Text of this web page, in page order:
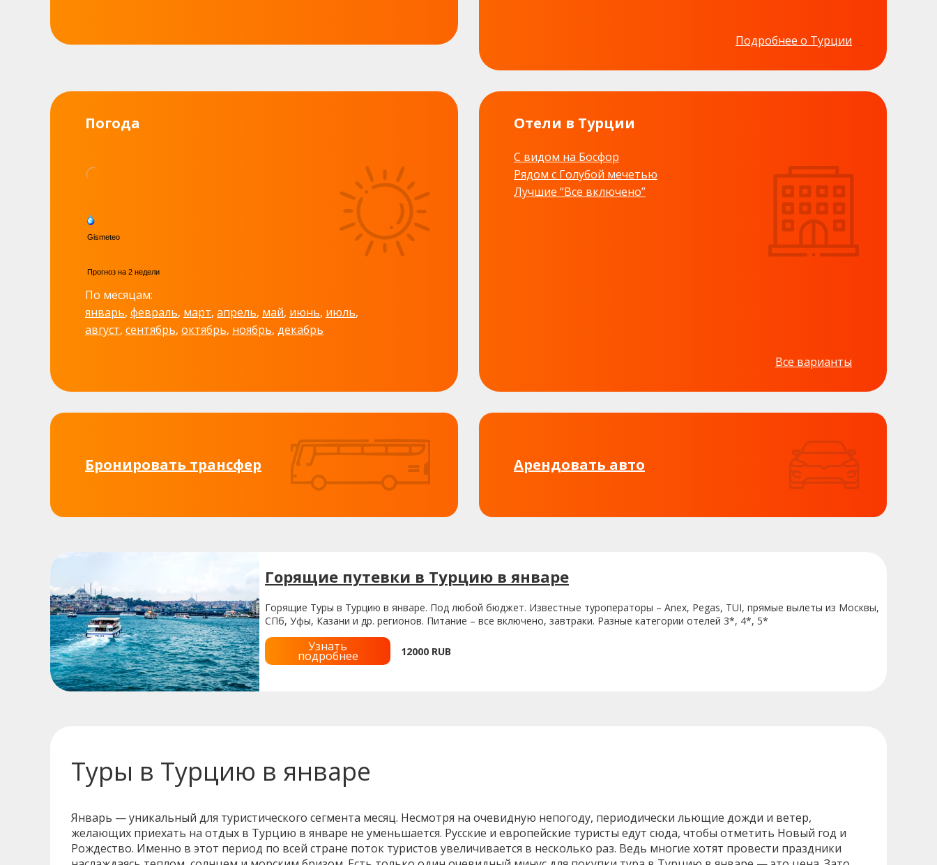
Подробнее о Турции
Погода
По месяцам:
январь, февраль, март, апрель, май, июнь, июль,
август, сентябрь, октябрь, ноябрь, декабрь
Отели в Турции
С видом на Босфор
Рядом с Голубой мечетью
Лучшие “Все включено”
Все варианты
Бронировать трансфер Арендовать авто
Горящие путевки в Турцию в январе
Горящие Туры в Турцию в январе. Под любой бюджет. Известные туроператоры – Anex, Pegas, TUI, прямые вылеты из Москвы,
СПб, Уфы, Казани и др. регионов. Питание – все включено, завтраки. Разные категории отелей 3*, 4*, 5*
Узнать
подробнее 12000 RUB
Туры в Турцию в январе
Январь —уникальный для туристического сегмента месяц. Несмотря на очевидную непогоду, периодически льющие дожди и ветер,
желающих приехать на отдых в Турцию в январе не уменьшается. Русские и европейские туристы едут сюда, чтобы отметить Новый год и
Рождество. Именно в этот период по всей стране поток туристов увеличивается в несколько раз. Ведь многие хотят провести праздники